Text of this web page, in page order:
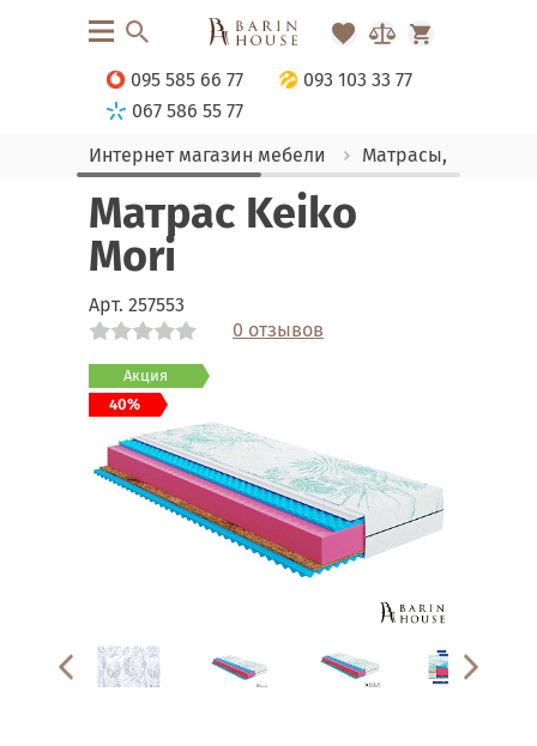
095 585 66 77
093 103 33 77
067 586 55 77
Интернет магазин мебели
Матрасы, текстиль
Матрас Keiko
Mori
Арт. 257553
0 отзывов
Акция
40%
Link
Link
Link
Link
Link
Link
Link
Link
Link